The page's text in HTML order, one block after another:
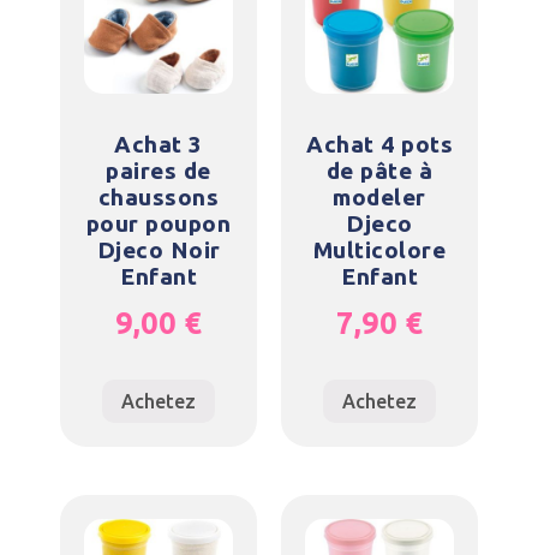
Achat 3
paires de
chaussons
pour poupon
Djeco Noir
Enfant
9,00 €
Achetez
Achat 4 pots
de pâte à
modeler
Djeco
Multicolore
Enfant
7,90 €
Achetez